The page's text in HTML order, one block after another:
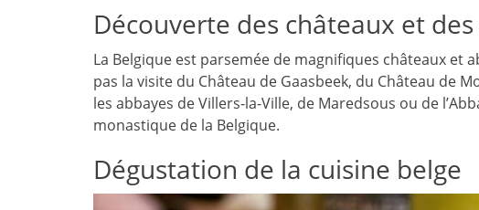
Découverte des châteaux et
La Belgique est parsemée de magnifiques châteaux et
pas la visite du Château de Gaasbeek, du Château de
les abbayes de Villers-la-Ville, de Maredsous ou de
monastique de la Belgique.
Dégustation de la cuisine belge